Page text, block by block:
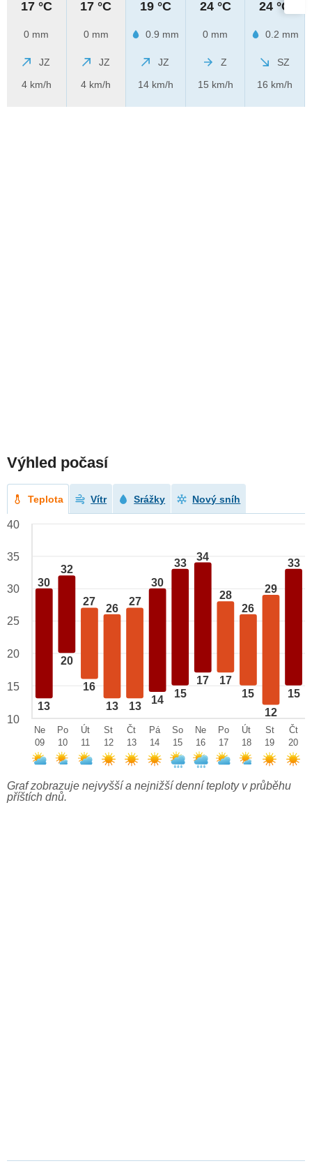
17 °C
0 mm
JZ
4 km/h
17 °C
0 mm
JZ
4 km/h
19 °C
0.9 mm
JZ
14 km/h
24 °C
0 mm
Z
15 km/h
24 °C
0.2 mm
SZ
16 km/h
Výhled počasí
Teplota Vítr Srážky Nový sníh
30
13
32
20
27
16
26
13
27
13
30
14
33
15
34
17
28
17
26
15
29
12
33
15
40
35
30
25
20
15
10
Ne
09
Po
10
Út
11
St
12
Čt
13
Pá
14
So
15
Ne
16
Po
17
Út
18
St
19
Čt
20
Graf zobrazuje nejvyšší a nejnižší denní teploty v průběhu
příštích dnů.